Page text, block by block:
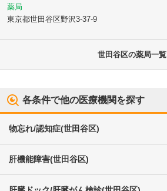
薬局
東京都世田谷区野沢3-37-9
世田谷区の薬局一覧
各条件で他の医療機関を探す
物忘れ/認知症(世田谷区)
肝機能障害(世田谷区)